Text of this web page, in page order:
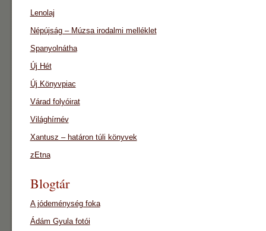
Lenolaj
Népújság – Múzsa irodalmi melléklet
Spanyolnátha
Új Hét
Új Könyvpiac
Várad folyóirat
Világhírnév
Xantusz – határon túli könyvek
zEtna
Blogtár
A jódeménység foka
Ádám Gyula fotói